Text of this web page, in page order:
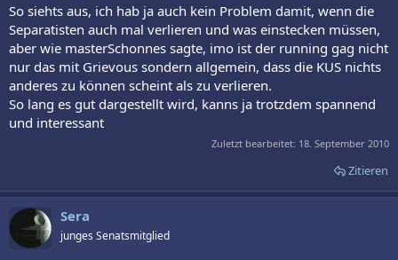
So siehts aus, ich hab ja auch kein Problem damit, wenn die
Separatisten auch mal verlieren und was einstecken müssen,
aber wie masterSchonnes sagte, imo ist der running gag nicht
nur das mit Grievous sondern allgemein, dass die KUS nichts
anderes zu können scheint als zu verlieren.
So lang es gut dargestellt wird, kanns ja trotzdem spannend
und interessant
Zuletzt bearbeitet: 18. September 2010
Zitieren
Sera
junges Senatsmitglied